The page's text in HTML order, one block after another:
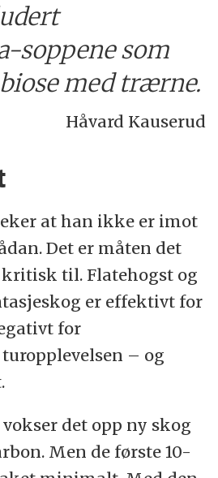
soppene som
med trærne.
Håvard Kauserud
at han ikke er imot
Det er måten det
kritisk til. Flatehogst og
er effektivt for
for
– og
det opp ny skog
Men de første 10-